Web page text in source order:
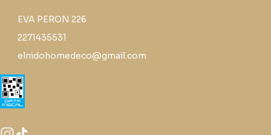
EVA PERON 226
2271435531
elnidohomedeco@gmail.com